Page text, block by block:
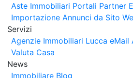
Aste Immobiliari Portali Partner
Importazione Annunci da Sito
Servizi
Agenzie Immobiliari Lucca eMail
Valuta Casa
News
Immobiliare Blog